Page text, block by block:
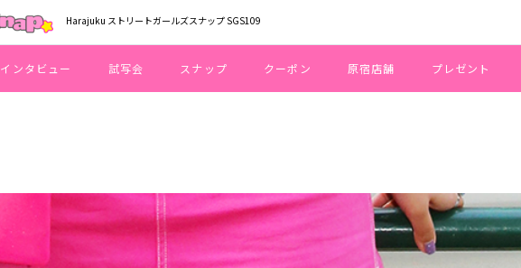
Harajuku ストリートガールズスナップ SGS109
インタビュー 試写会 スナップ クーポン 原宿店舗 プレゼント